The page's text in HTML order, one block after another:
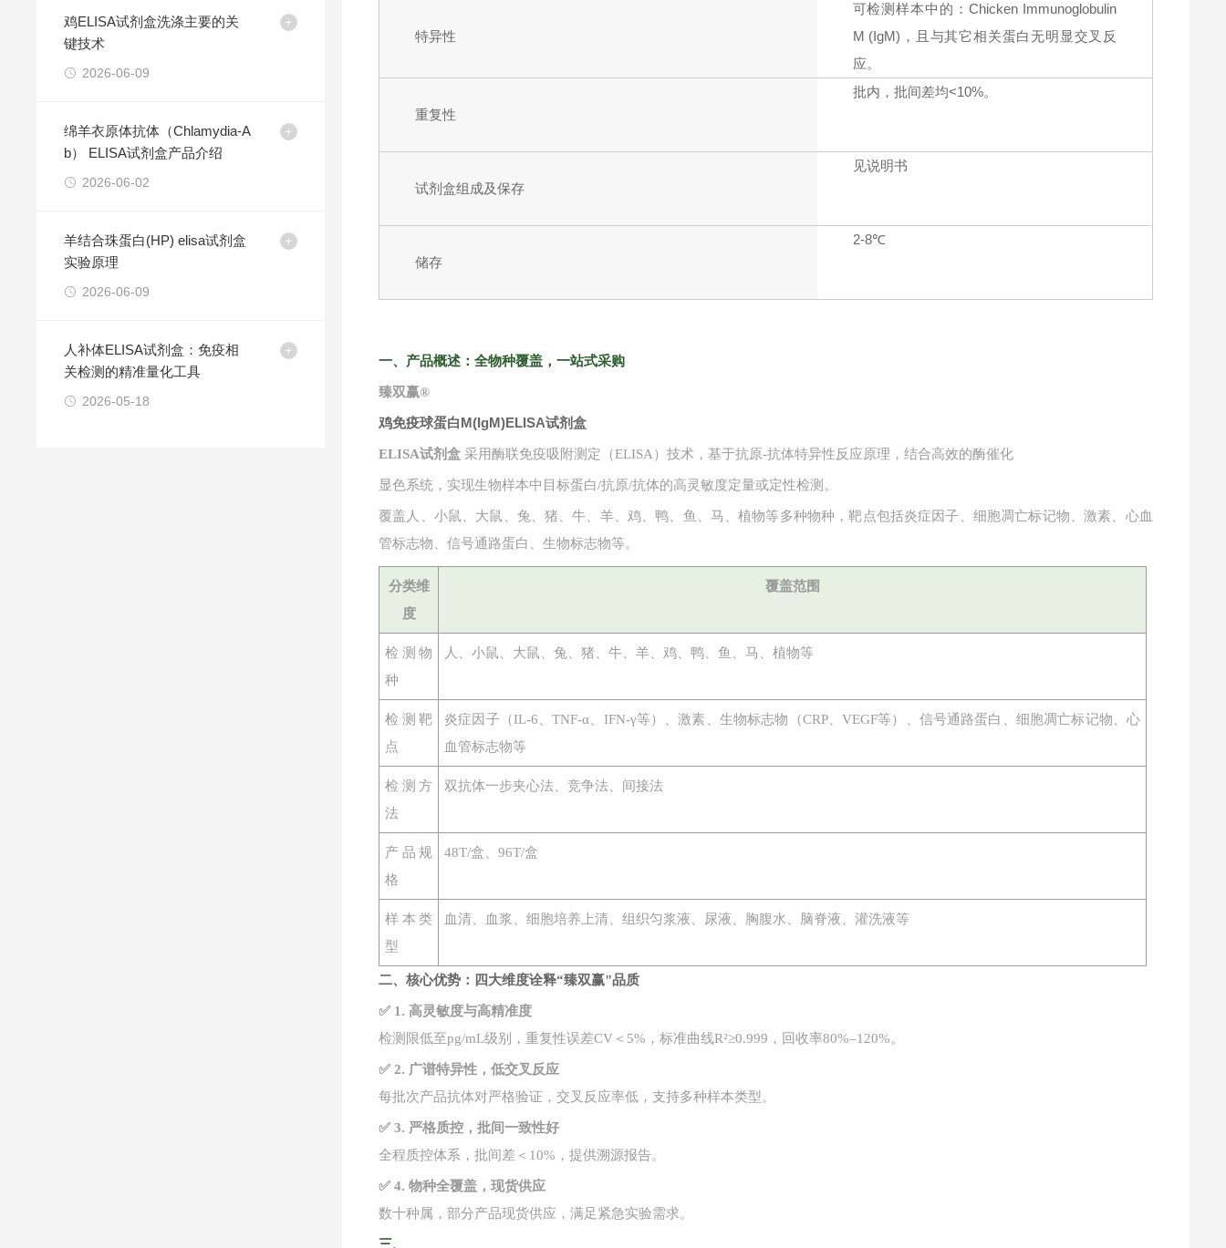
鸡ELISA试剂盒洗涤主要的关
键技术
2026-06-09
绵羊衣原体抗体（Chlamydia-A
b） ELISA试剂盒产品介绍
2026-06-02
羊结合珠蛋白(HP) elisa试剂盒
实验原理
2026-06-09
人补体ELISA试剂盒：免疫相
关检测的精准量化工具
2026-05-18
特异性
可检测样本中的：Chicken Immunoglobulin
M (IgM)，且与其它相关蛋白无明显交叉反
应。
重复性
批内，批间差均<10%。
试剂盒组成及保存
见说明书
储存
2-8℃
一、产品概述：全物种覆盖，一站式采购
臻双赢®
鸡免疫球蛋白M(IgM)ELISA试剂盒
ELISA试剂盒 采用酶联免疫吸附测定（ELISA）技术，基于抗原-抗体特异性反应原理，结合高效的酶催化
显色系统，实现生物样本中目标蛋白/抗原/抗体的高灵敏度定量或定性检测。
覆盖人、小鼠、大鼠、兔、猪、牛、羊、鸡、鸭、鱼、马、植物等多种物种，靶点包括炎症因子、细胞凋亡标记物、激素、心血
管标志物、信号通路蛋白、生物标志物等。
分类维
度
覆盖范围
检测物
种
人、小鼠、大鼠、兔、猪、牛、羊、鸡、鸭、鱼、马、植物等
检测靶
点
炎症因子（IL-6、TNF-α、IFN-γ等）、激素、生物标志物（CRP、VEGF等）、信号通路蛋白、细胞凋亡标记物、心
血管标志物等
检测方
法
双抗体一步夹心法、竞争法、间接法
产品规
格
48T/盒、96T/盒
样本类
型
血清、血浆、细胞培养上清、组织匀浆液、尿液、胸腹水、脑脊液、灌洗液等
二、核心优势：四大维度诠释“臻双赢"品质
✅ 1. 高灵敏度与高精准度
检测限低至pg/mL级别，重复性误差CV＜5%，标准曲线R²≥0.999，回收率80%–120%。
✅ 2. 广谱特异性，低交叉反应
每批次产品抗体对严格验证，交叉反应率低，支持多种样本类型。
✅ 3. 严格质控，批间一致性好
全程质控体系，批间差＜ 10%，提供溯源报告。
✅ 4. 物种全覆盖，现货供应
数十种属，部分产品现货供应，满足紧急实验需求。
三、